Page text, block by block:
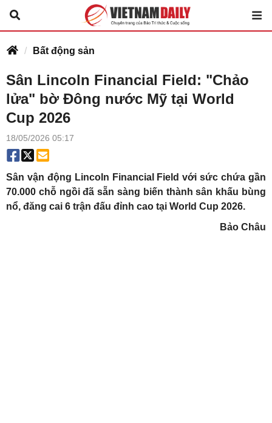
Bất động sản
Sân Lincoln Financial Field: "Chảo
lửa" bờ Đông nước Mỹ tại World
Cup 2026
18/05/2026 05:17
Sân vận động Lincoln Financial Field với sức chứa gần
70.000 chỗ ngồi đã sẵn sàng biến thành sân khấu bùng
nổ, đăng cai 6 trận đấu đỉnh cao tại World Cup 2026.
Bảo Châu